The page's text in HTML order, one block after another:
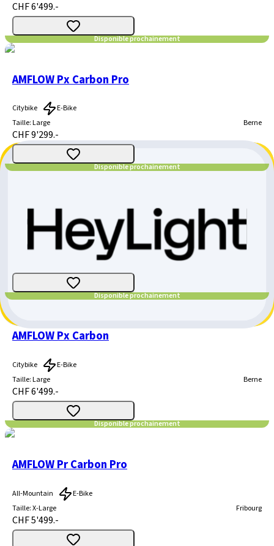
Disponible prochainement
CHF 6'499.-
Disponible prochainement
AMFLOW Px Carbon Pro
Citybike
E-Bike
Taille:Large Berne
CHF 9'299.-
Disponible prochainement
AMFLOW Px Carbon
E-Bike
Taille:X-Large Berne
Disponible prochainement
AMFLOW Px Carbon
Citybike
E-Bike
Taille:Large Berne
CHF 6'499.-
AMFLOW Pr Carbon Pro
All-Mountain
E-Bike
Taille:X-Large Fribourg
CHF 5'499.-